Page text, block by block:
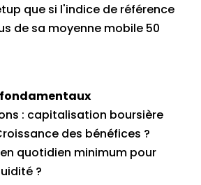
que si l'indice de référence
de sa moyenne mobile 50
fondamentaux
: capitalisation boursière
des bénéfices ?
quotidien minimum pour
?